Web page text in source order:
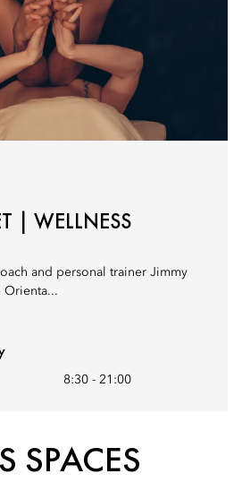
| WELLNESS
and personal trainer Jimmy
Orienta...
8:30 - 21:00
SPACES